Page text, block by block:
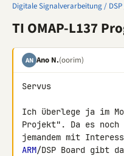
Digitale Signalverarbeitung /
TI OMAP-L137
AN Ano N.(oorim)
Servus
Ich überlege ja im
Projekt". Da es noch
ARM/DSP Board gibt